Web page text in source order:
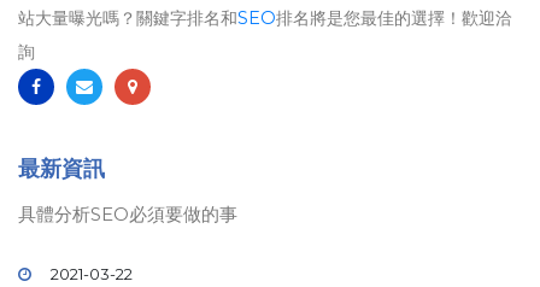
站大量曝光嗎？關鍵字排名和SEO排名將是您最佳的選擇！歡迎洽
詢
最新資訊
具體分析SEO必須要做的事
2021-03-22